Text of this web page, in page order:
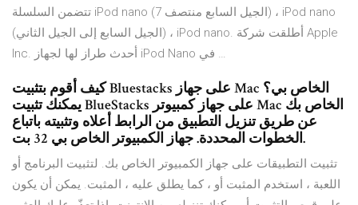
تتضمن السلسلة iPod nano (الجيل السابع منتصف 7) ، iPod nano
(الجيل السابع إلى الجيل الثاني) ، iPod nano. أطلقت شركة Apple
Inc. أحدث طراز لها لجهاز iPod Nano في …
كيف أقوم بتثبيت Bluestacks على جهاز Mac الخاص بي؟
يمكنك تثبيت BlueStacks على جهاز كمبيوتر Mac الخاص بك
عن طريق تنزيل التطبيق من الرابط أعلاه وتثبيته باتباع
الخطوات المحددة. جهاز الكمبيوتر الخاص بي 32 بت.
تثبيت التطبيقات على جهاز الكمبيوتر الخاص بك. لتثبيت البرنامج أو
اللعبة ، استخدم المثبت أو ، كما يطلق عليه ، المثبت. يمكن أن يكون